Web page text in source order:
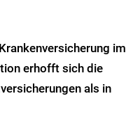
im
erhofft sich die
als in